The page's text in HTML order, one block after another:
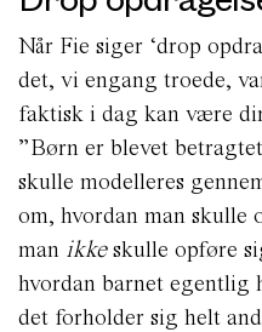
Når Fie siger ‘drop
det, vi engang troede,
faktisk i dag kan være
”Børn er blevet
skulle modelleres
om, hvordan man skulle
man ikkeskulle opføre
hvordan barnet egentlig
det forholder sig helt